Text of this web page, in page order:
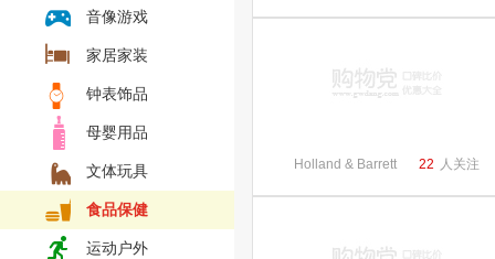
音像游戏
家居家装
钟表饰品
母婴用品
文体玩具
食品保健
运动户外
Holland & Barrett 22 人关注